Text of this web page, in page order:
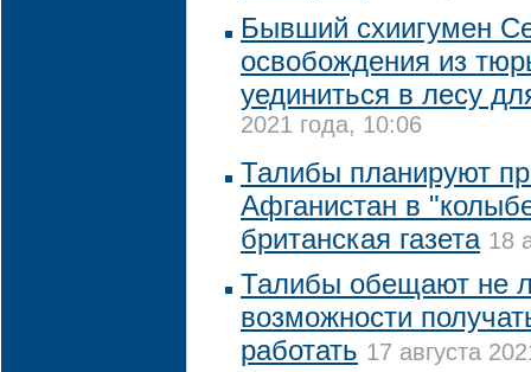
Бывший схиигумен
освобождения из
уединиться в лесу
2021 года, 10:06
Талибы планируют
Афганистан в
британская газета 18
Талибы обещают не
возможности
работать 17 августа